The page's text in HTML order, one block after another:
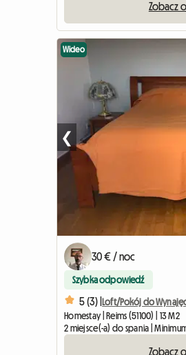
Zobacz
Wideo
❮
30 € / noc
Szybka odpowiedź
5 (3) |Loft/Pokój do
Homestay | Reims (51100) | 13 M2
2 miejsce(-a) do spania |
Zobacz